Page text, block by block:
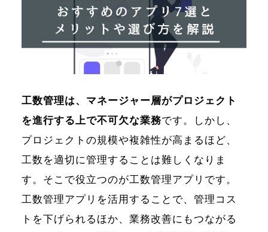
工数管理は、マネージャー層がプロジェクト
を進行する上で不可欠な業務です。しかし、
プロジェクトの規模や複雑性が高まるほど、
工数を適切に管理することは難しくなりま
す。そこで役立つのが工数管理アプリです。
工数管理アプリを活用することで、管理コス
トを下げられるほか、業務改善にもつながる